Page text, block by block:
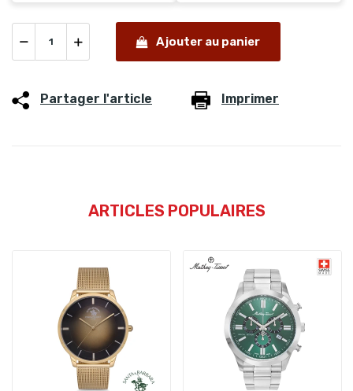
Ajouter au panier
Partager l'article Imprimer
ARTICLES POPULAIRES